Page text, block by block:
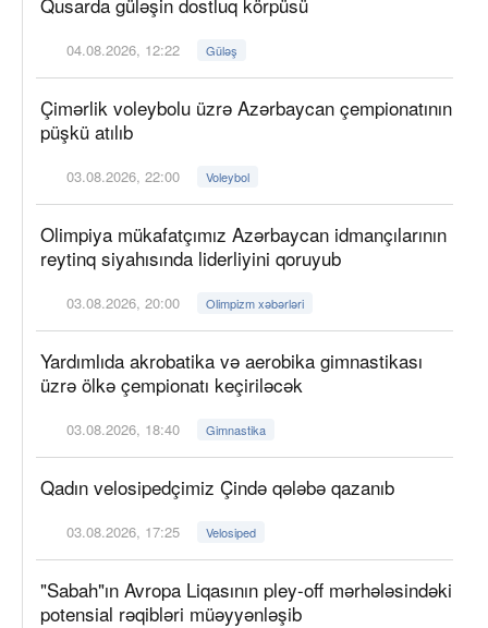
04.08.2026, 12:22 Güləş
Çimərlik voleybolu üzrə Azərbaycan çempionatının
püşkü atılıb
03.08.2026, 22:00 Voleybol
Olimpiya mükafatçımız Azərbaycan idmançılarının
reytinq siyahısında liderliyini qoruyub
03.08.2026, 20:00 Olimpizm xəbərləri
Yardımlıda akrobatika və aerobika gimnastikası
üzrə ölkə çempionatı keçiriləcək
03.08.2026, 18:40 Gimnastika
Qadın velosipedçimiz Çində qələbə qazanıb
03.08.2026, 17:25 Velosiped
"Sabah"ın Avropa Liqasının pley-off mərhələsindəki
potensial rəqibləri müəyyənləşib